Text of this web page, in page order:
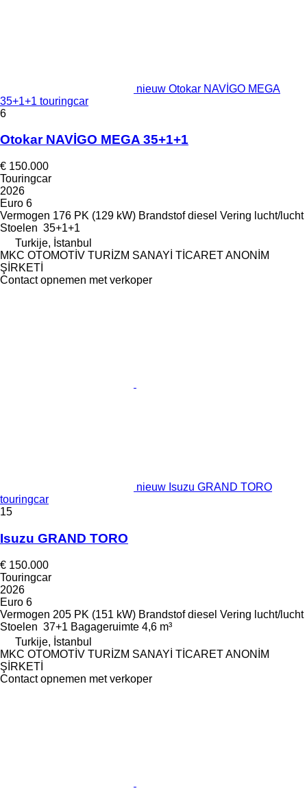
nieuw Otokar NAVİGO MEGA
35+1+1 touringcar
6
Otokar NAVİGO MEGA 35+1+1
€ 150.000
Touringcar
2026
Euro 6
Vermogen 176 PK (129 kW) Brandstof diesel Vering lucht/lucht
Stoelen 35+1+1
Turkije, İstanbul
MKC OTOMOTİV TURİZM SANAYİ TİCARET ANONİM
ŞİRKETİ
Contact opnemen met verkoper
nieuw Isuzu GRAND TORO
touringcar
15
Isuzu GRAND TORO
€ 150.000
Touringcar
2026
Euro 6
Vermogen 205 PK (151 kW) Brandstof diesel Vering lucht/lucht
Stoelen 37+1 Bagageruimte 4,6 m³
Turkije, İstanbul
MKC OTOMOTİV TURİZM SANAYİ TİCARET ANONİM
ŞİRKETİ
Contact opnemen met verkoper